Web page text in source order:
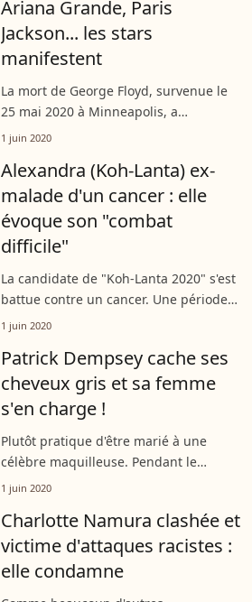
c'est...
Ariana Grande, Paris
Jackson... les stars
manifestent
La mort de George Floyd, survenue le
25 mai 2020 à Minneapolis, a
scandalisé des centaines de millions
Aux États-Unis, cette tragédie a
provoqué...
1 juin 2020
Alexandra (Koh-Lanta) ex-
malade d'un cancer : elle
évoque son "combat
difficile"
La candidate de "Koh-Lanta 2020" s'est
battue contre un cancer. Une période
de sa vie qu'Alexandra a évoquée sur
lors de l'épreuve d'orientation.
1 juin 2020
Patrick Dempsey cache ses
cheveux gris et sa femme
s'en charge !
Plutôt pratique d'être marié à une
célèbre maquilleuse. Pendant le
confinement, Patrick Dempsey a pu
épouse Jillian pour prendre soin de sa
coupe...
1 juin 2020
Charlotte Namura clashée et
victime d'attaques racistes :
elle condamne